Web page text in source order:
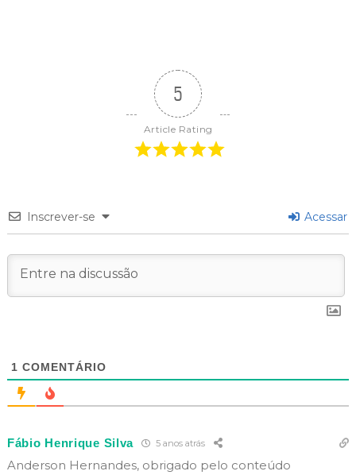
5
Article Rating
Inscrever-se Acessar
1 COMENTÁRIO
Fábio Henrique Silva 5 anos atrás
Anderson Hernandes, obrigado pelo conteúdo